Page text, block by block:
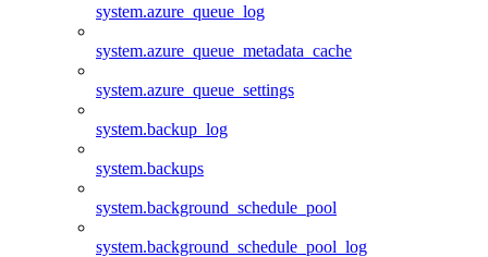
system.azure_queue_log
system.azure_queue_metadata_cache
system.azure_queue_settings
system.backup_log
system.backups
system.background_schedule_pool
system.background_schedule_pool_log